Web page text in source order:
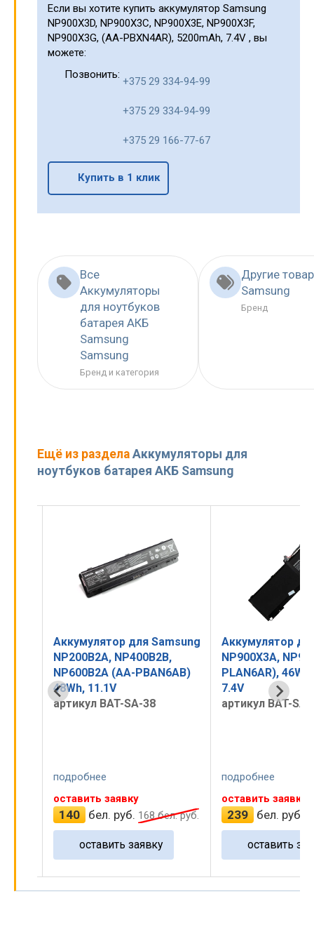
Если вы хотите купить аккумулятор Samsung
NP900X3D, NP900X3C, NP900X3E, NP900X3F,
NP900X3G, (AA-PBXN4AR), 5200mAh, 7.4V , вы
можете:
Позвонить:
+375 29 334-94-99
+375 29 334-94-99
+375 29 166-77-67
Купить в 1 клик
Все
Аккумуляторы
для ноутбуков
батарея АКБ
Samsung
Samsung
Бренд и категория
Другие
Samsung
Бренд
Ещё из раздела Аккумуляторы для
ноутбуков батарея АКБ Samsung
Аккумулятор для Samsung
NP200B2A, NP400B2B,
NP600B2A (AA-PBAN6AB)
48Wh, 11.1V
артикул BAT-SA-38
подробнее
оставить заявку
140 бел. руб. 168бел. руб.
оставить заявку
Аккумулятор
NP900X3A,
PLAN6AR),
7.4V
артикул BAT-SA-
подробнее
оставить заявку
239 бел. руб.
оставить